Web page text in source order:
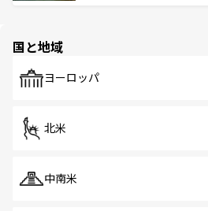
で、ホーカーズは地元の風情
国と地域
ヨーロッパ
北米
中南米